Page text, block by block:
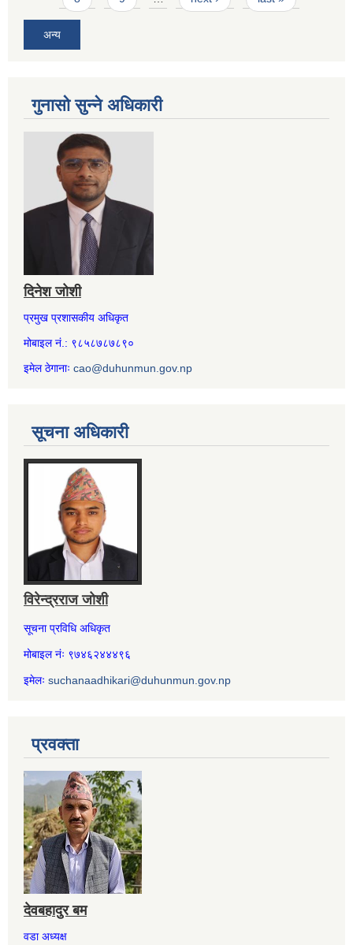
अन्य
गुनासो सुन्ने अधिकारी
दिनेश जोशी
प्रमुख प्रशासकीय अधिकृत
मोबाइल नं.: ९८५८७८७८९०
इमेल ठेगानाः cao@duhunmun.gov.np
सूचना अधिकारी
विरेन्द्रराज जोशी
सूचना प्रविधि अधिकृत
मोबाइल नंः ९७४६२४४४९६
इमेलः suchanaadhikari@duhunmun.gov.np
प्रवक्ता
देवबहादुर बम
वडा अध्यक्ष